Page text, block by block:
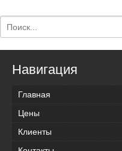
Навигация
Главная
Цены
Клиенты